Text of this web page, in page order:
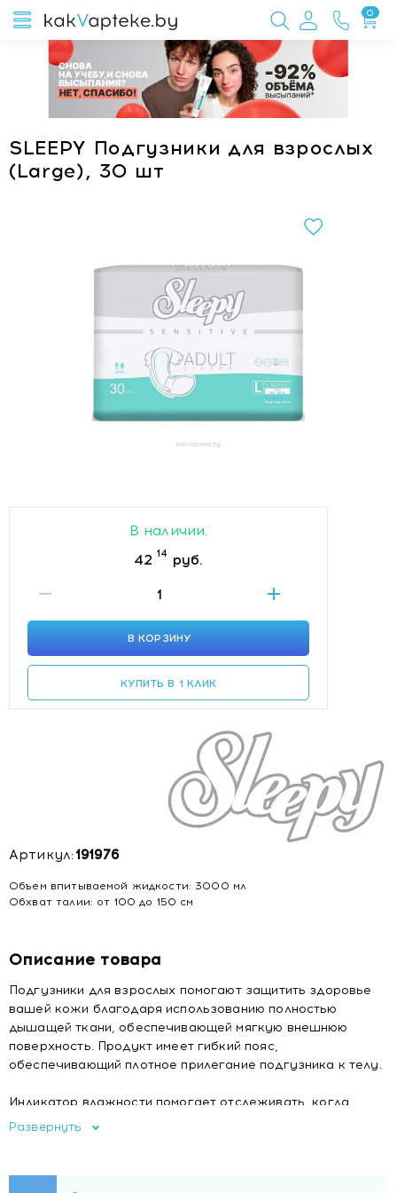
0
SLEEPY Подгузники для взрослых
(Large), 30 шт
В наличии.
42 14 руб.
В КОРЗИНУ
КУПИТЬ В 1 КЛИК
Артикул:191976
Объем впитываемой жидкости: 3000 мл
Обхват талии: от 100 до 150 см
Описание товара
Подгузники для взрослых помогают защитить здоровье
вашей кожи благодаря использованию полностью
дышащей ткани, обеспечивающей мягкую внешнюю
поверхность. Продукт имеет гибкий пояс,
обеспечивающий плотное прилегание подгузника к телу.
Индикатор влажности помогает отслеживать, когда
нужно сменить подгузник.
безопасности и подходят для более широкого спектра
Развернуть